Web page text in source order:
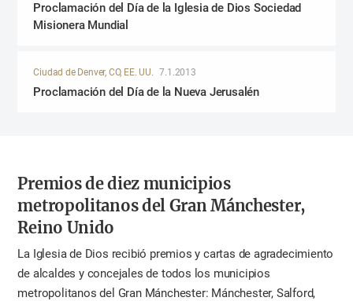
Proclamación del Día de la Iglesia de Dios Sociedad
Misionera Mundial
Ciudad de Denver, CO, EE. UU. 7.1.2013
Proclamación del Día de la Nueva Jerusalén
Premios de diez municipios
metropolitanosdel Gran Mánchester,
Reino Unido
La Iglesia de Dios recibió premios y cartas de agradecimiento
de alcaldes y concejales de todos los municipios
metropolitanos del Gran Mánchester: Mánchester, Salford,